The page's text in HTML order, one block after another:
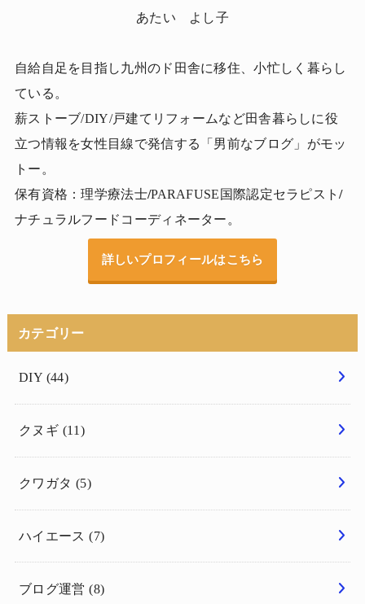
あたい よし子
自給自足を目指し九州のド田舎に移住、小忙しく暮らし
ている。
薪ストーブ/DIY/戸建てリフォームなど田舎暮らしに役
立つ情報を女性目線で発信する「男前なブログ」がモッ
トー。
保有資格：理学療法士/PARAFUSE国際認定セラピスト/
ナチュラルフードコーディネーター。
詳しいプロフィールはこちら
カテゴリー
DIY (44)
クヌギ (11)
クワガタ (5)
ハイエース(7)
ブログ運営(8)